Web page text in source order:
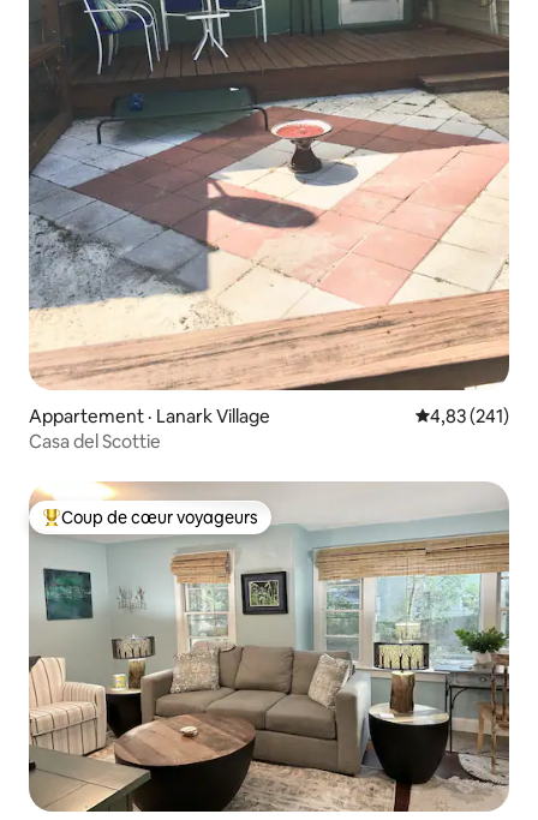
Appartement · Lanark Village Note
4,83 (241)
Casa del Scottie
Coup de cœur voyageurs parmi les plus aimés
Coup de cœur voyageurs